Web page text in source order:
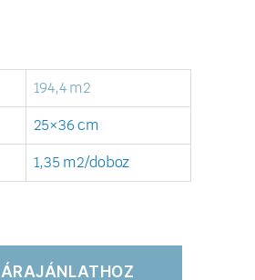
194,4 m2
25×36 cm
1,35 m2/doboz